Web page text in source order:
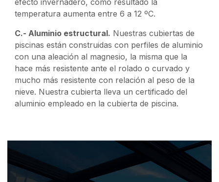
efecto invernadero, como resultado la
temperatura aumenta entre 6 a 12 ºC.
C.- Aluminio estructural. Nuestras cubiertas de
piscinas están construidas con perfiles de aluminio
con una aleación al magnesio, la misma que la
hace más resistente ante el rolado o curvado y
mucho más resistente con relación al peso de la
nieve. Nuestra cubierta lleva un certificado del
aluminio empleado en la cubierta de piscina.